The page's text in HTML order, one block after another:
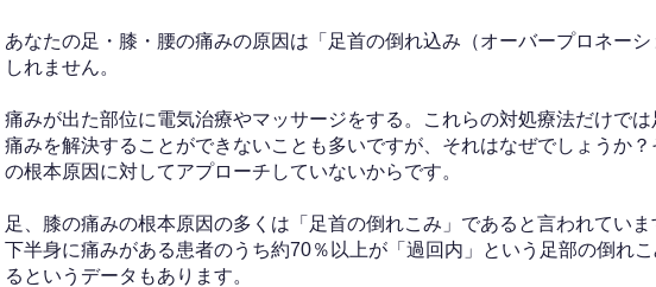
あなたの足・膝・腰の痛みの原因は「足首の倒れ込み（オーバープロネー
しれません。
痛みが出た部位に電気治療やマッサージをする。これらの対処療法だけで
痛みを解決することができないことも多いですが、それはなぜでしょうか
の根本原因に対してアプローチしていないからです。
足、膝の痛みの根本原因の多くは「足首の倒れこみ」であると言われていま
下半身に痛みがある患者のうち約70％以上が「過回内」という足部の倒れ
るというデータもあります。